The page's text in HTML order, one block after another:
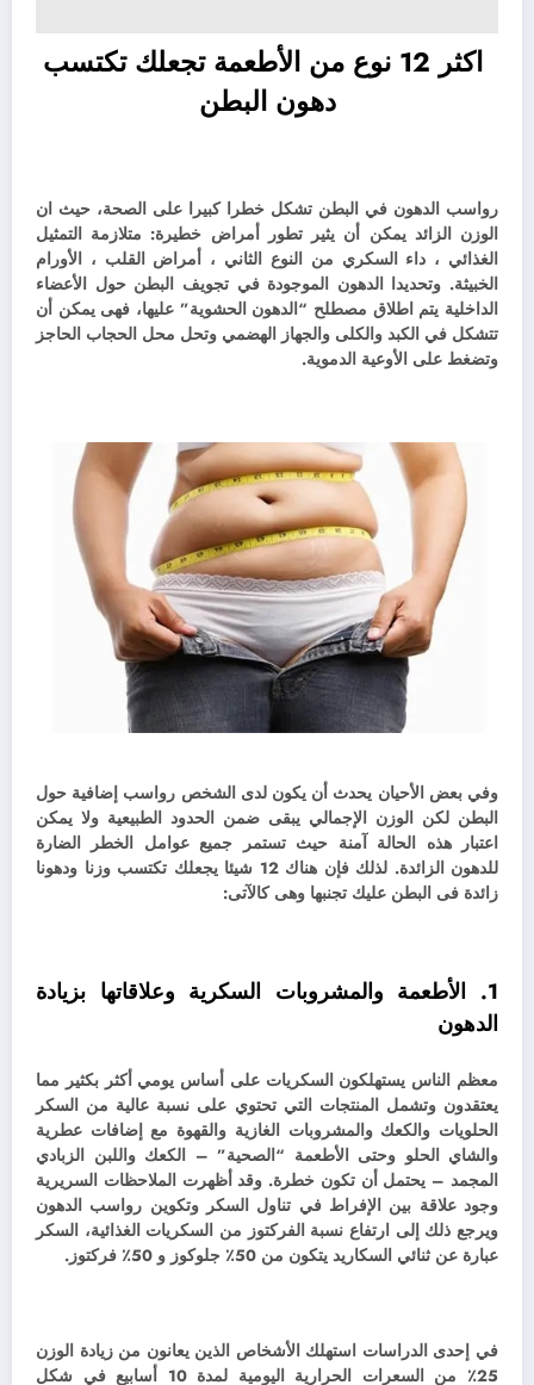
اكثر 12 نوع من الأطعمة تجعلك تكتسب
دهون البطن
رواسب الدهون في البطن تشكل خطرا كبيرا على الصحة، حيث ان
الوزن الزائد يمكن أن يثير تطور أمراض خطيرة: متلازمة التمثيل
الغذائي ، داء السكري من النوع الثاني ، أمراض القلب ، الأورام
الخبيثة. وتحديدا الدهون الموجودة في تجويف البطن حول الأعضاء
الداخلية يتم اطلاق مصطلح “الدهون الحشوية” عليها، فهى يمكن أن
تتشكل في الكبد والكلى والجهاز الهضمي وتحل محل الحجاب الحاجز
وتضغط على الأوعية الدموية.
وفي بعض الأحيان يحدث أن يكون لدى الشخص رواسب إضافية حول
البطن لكن الوزن الإجمالي يبقى ضمن الحدود الطبيعية ولا يمكن
اعتبار هذه الحالة آمنة حيث تستمر جميع عوامل الخطر الضارة
للدهون الزائدة. لذلك فإن
هناك 12 شيئا يجعلك تكتسب وزنا ودهونا
زائدة فى البطن عليك تجنبها وهى كالآتى:
1. الأطعمة والمشروبات السكرية وعلاقاتها بزيادة
الدهون
معظم الناس يستهلكون السكريات على أساس يومي أكثر بكثير مما
يعتقدون وتشمل المنتجات التي تحتوي على نسبة عالية من السكر
الحلويات والكعك والمشروبات الغازية والقهوة مع إضافات عطرية
والشاي الحلو وحتى الأطعمة “الصحية” – الكعك واللبن الزبادي
المجمد – يحتمل أن تكون خطرة. وقد أظهرت الملاحظات السريرية
وجود علاقة بين الإفراط في تناول السكر وتكوين رواسب الدهون
ويرجع ذلك إلى ارتفاع نسبة الفركتوز من السكريات الغذائية، السكر
عبارة عن ثنائي السكاريد يتكون من 50٪ جلوكوز و 50٪ فركتوز.
في إحدى الدراسات استهلك الأشخاص الذين يعانون من زيادة الوزن
25٪ من السعرات الحرارية اليومية لمدة 10 أسابيع في شكل